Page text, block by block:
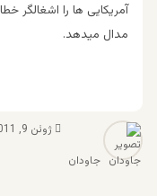
آمریکایی ها را اشغالگر
مدال میدهد.
جاودان
ژوئن 9, 2011